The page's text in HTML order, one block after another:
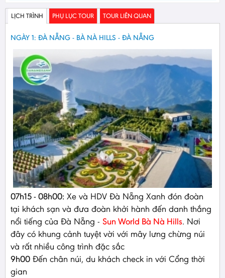
LỊCH TRÌNH PHỤ LỤC TOUR TOUR LIÊN QUAN
NGÀY 1: ĐÀ NẴNG - BÀ NÀ HILLS - ĐÀ NẴNG
07h15 - 08h00: Xe và HDV Đà Nẵng Xanh đón đoàn
tại khách sạn và đưa đoàn khởi hành đến danh thắng
nổi tiếng của Đà Nẵng - Sun World Bà Nà Hills. Nơi
đây có khung cảnh tuyệt vời với mây lưng chừng núi
và rất nhiều công trình đặc sắc
9h00 Đến chân núi, du khách check in với Cổng thời
gian